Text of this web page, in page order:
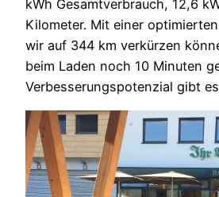
kWh Gesamtverbrauch, 12,6
Kilometer. Mit einer
wir auf 344 km verkürzen
beim Laden noch 10 Minuten
Verbesserungspotenzial gibt